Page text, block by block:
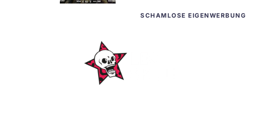
SCHAMLOSE EIGENWERBUNG